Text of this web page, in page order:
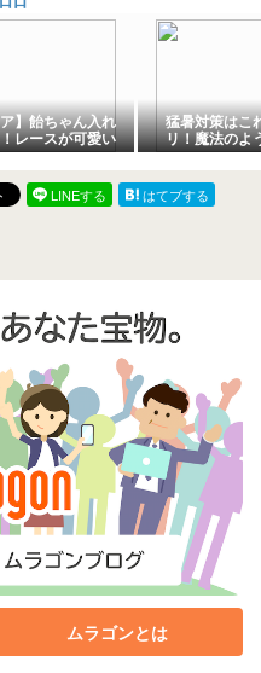
】飴ちゃん入れ
レースが可愛い
♪( ´▽｀)
猛暑対策はこ
リ！魔法のよ
却機能付き＋
ストレスフリ
ち歩きたい日
LINEする
はてブする
ムラゴンとは